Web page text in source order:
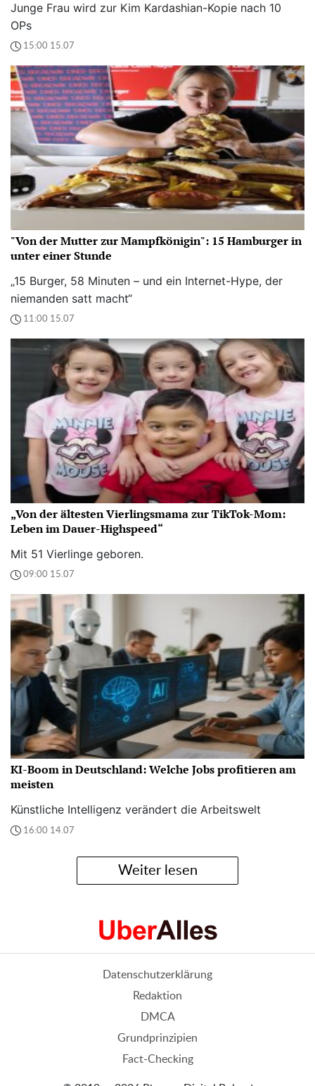
Junge Frau wird zur Kim Kardashian-Kopie nach 10
OPs
15:00 15.07
"Von der Mutter zur Mampfkönigin": 15 Hamburger in
unter einer Stunde
„15 Burger, 58 Minuten – und ein Internet-Hype, der
niemanden satt macht“
11:00 15.07
„Von der ältesten Vierlingsmama zur TikTok-Mom:
Leben im Dauer-Highspeed“
Mit 51 Vierlinge geboren.
09:00 15.07
KI-Boom in Deutschland: Welche Jobs profitieren am
meisten
Künstliche Intelligenz verändert die Arbeitswelt
16:00 14.07
Weiter lesen
Datenschutzerklärung
Redaktion
DMCA
Grundprinzipien
Fact-Checking